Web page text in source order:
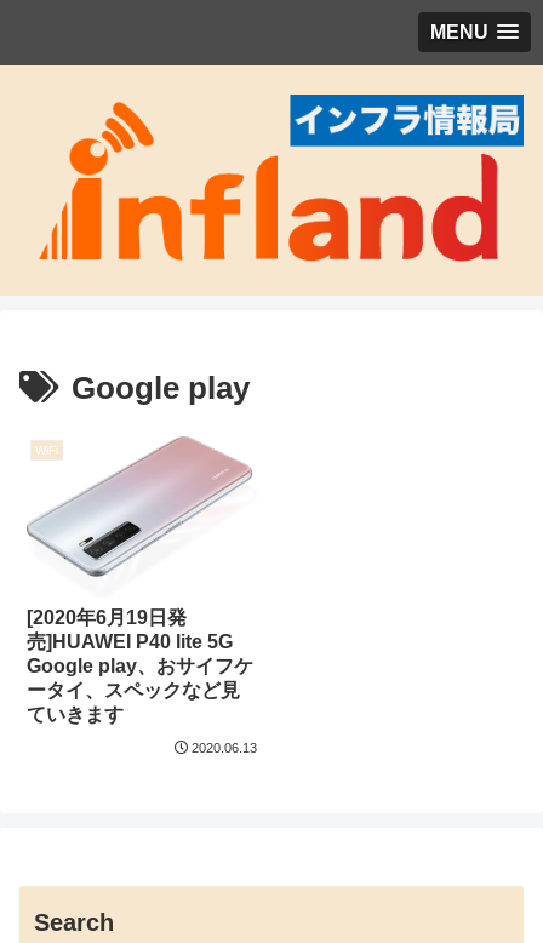
MENU
Google play
WiFi
[2020年6月19日発
売]HUAWEI P40 lite 5G
Google play、おサイフケ
ータイ、スペックなど見
ていきます
2020.06.13
Search